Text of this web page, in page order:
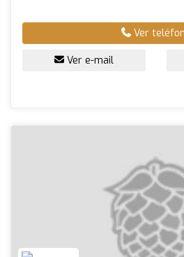
Ver
Ver e-mail